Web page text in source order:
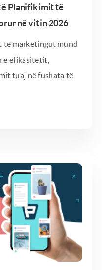
Planifikimit të
në vitin 2026
të marketingut mund
e efikasitetit,
tuaj në fushata të